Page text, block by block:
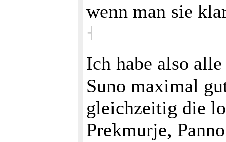
wenn man sie
˧
Ich habe also
Suno maximal
gleichzeitig die
Prekmurje,